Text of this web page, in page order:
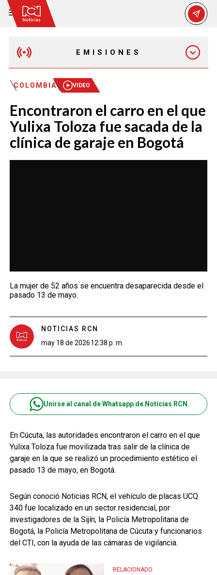
EMISIONES
MAÑANA EXPRESS
EMISIÓN 12:30 PM
EMISIÓN 7:00 PM
COLOMBIA VIDEO
Encontraron el carro en el que
Yulixa Toloza fue sacada de la
clínica de garaje en Bogotá
La mujer de 52 años se encuentra desaparecida desde el
pasado 13 de mayo.
NOTICIAS RCN
may 18 de 202612:38 p. m.
Unirse al canal de Whatsapp de Noticias RCN
En Cúcuta, las autoridades encontraron el carro en el que
Yulixa Toloza fue movilizada tras salir de la clínica de
garaje en la que se realizó un procedimiento estético el
pasado 13 de mayo, en Bogotá.
Según conoció Noticias RCN, el vehículo de placas UCQ
340 fue localizado en un sector residencial, por
investigadores de la Sijín, la Policía Metropolitana de
Bogotá, la Policía Metropolitana de Cúcuta y funcionarios
del CTI, con la ayuda de las cámaras de vigilancia.
RELACIONADO